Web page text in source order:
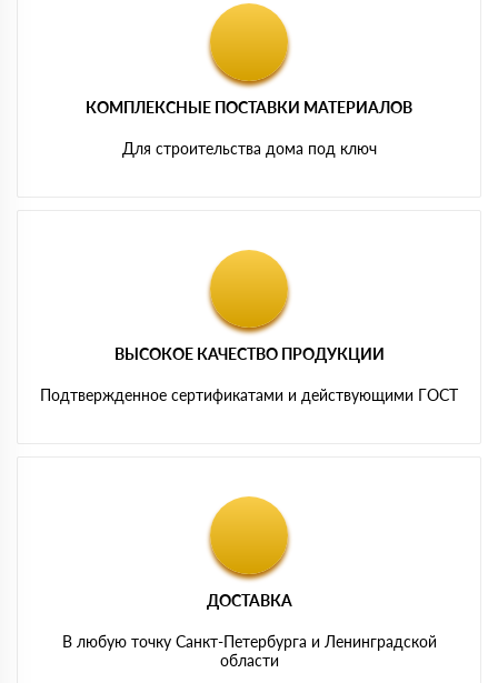
КОМПЛЕКСНЫЕ ПОСТАВКИ МАТЕРИАЛОВ
Для строительства дома под ключ
ВЫСОКОЕ КАЧЕСТВО ПРОДУКЦИИ
Подтвержденное сертификатами и действующими ГОСТ
ДОСТАВКА
В любую точку Санкт-Петербурга и Ленинградской
области